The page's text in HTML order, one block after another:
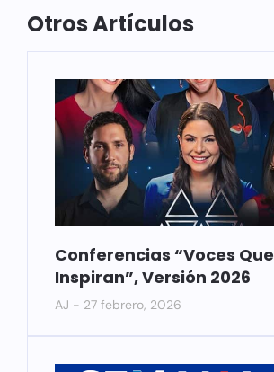
Otros Artículos
Conferencias “Voces Que
Inspiran”, Versión 2026
AJ 27 febrero, 2026